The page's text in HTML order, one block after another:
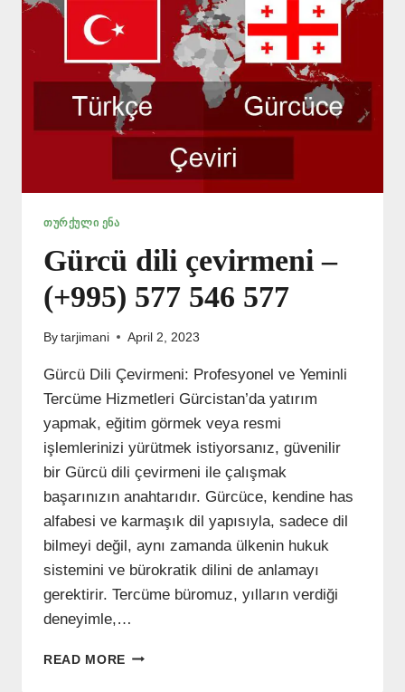
ᲗᲣᲠᲥᲣᲚᲘ ᲔᲜᲐ
Gürcü dili çevirmeni –
(+995) 577 546 577
By tarjimani April 2, 2023
Gürcü Dili Çevirmeni: Profesyonel ve Yeminli
Tercüme Hizmetleri Gürcistan’da yatırım
yapmak, eğitim görmek veya resmi
işlemlerinizi yürütmek istiyorsanız, güvenilir
bir Gürcü dili çevirmeni ile çalışmak
başarınızın anahtarıdır. Gürcüce, kendine has
alfabesi ve karmaşık dil yapısıyla, sadece dil
bilmeyi değil, aynı zamanda ülkenin hukuk
sistemini ve bürokratik dilini de anlamayı
gerektirir. Tercüme büromuz, yılların verdiği
deneyimle,…
READ MORE GÜRCÜ